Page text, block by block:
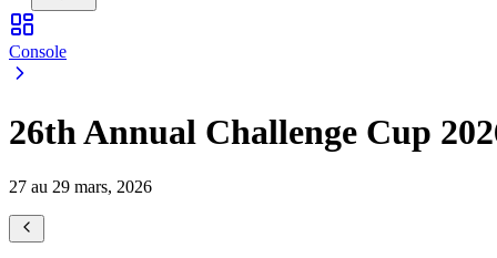
Console
26th Annual Challenge Cup
27 au 29 mars, 2026